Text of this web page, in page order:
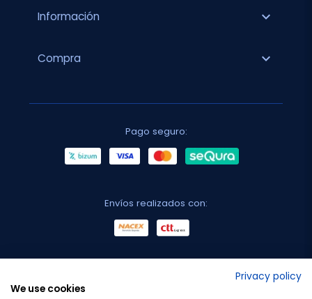
Información expand_more
Compra expand_more
Pago seguro:
Envíos realizados con:
Privacy policy
We use cookies